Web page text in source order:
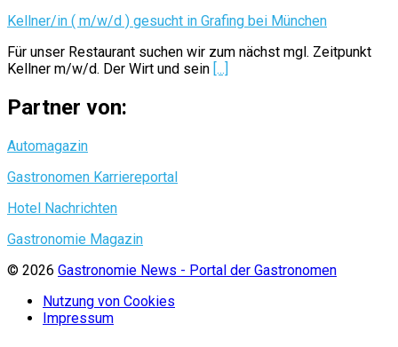
Kellner/in ( m/w/d ) gesucht in Grafing bei München
Für unser Restaurant suchen wir zum nächst mgl. Zeitpunkt
Kellner m/w/d. Der Wirt und sein [...]
Partner von:
Automagazin
Gastronomen Karriereportal
Hotel Nachrichten
Gastronomie Magazin
© 2026 Gastronomie News - Portal der Gastronomen
Nutzung von Cookies
Impressum